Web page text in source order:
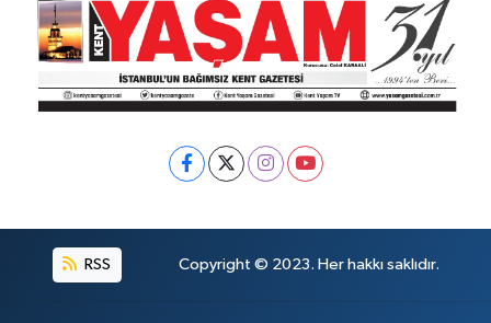
RSS Copyright © 2023. Her hakkı saklıdır.